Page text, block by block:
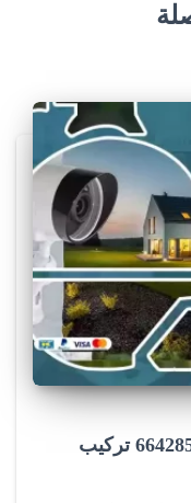
فني كاميرات مراقبة القرين 66428585 تركيب